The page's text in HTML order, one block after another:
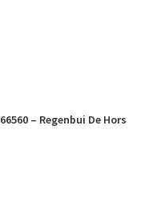
66560 – Regenbui De Hors